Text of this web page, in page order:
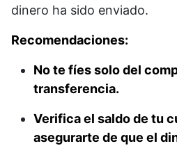
dinero ha sido enviado.
Recomendaciones:
No te fíes solo del
transferencia.
Verifica el saldo de tu
asegurarte de que el